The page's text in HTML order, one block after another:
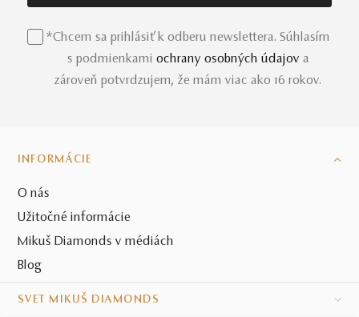
*Chcem sa prihlásiť k odberu newslettera. Súhlasím
s podmienkami ochrany osobných údajov a
zároveň potvrdzujem, že mám viac ako 16 rokov.
INFORMÁCIE
O nás
Užitočné informácie
Mikuš Diamonds v médiách
Blog
SVET MIKUŠ DIAMONDS